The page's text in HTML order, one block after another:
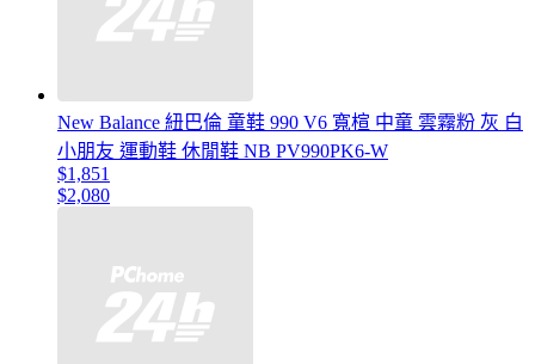
New Balance 紐巴倫 童鞋 990 V6 寬楦 中童 雲霧粉 灰 白
小朋友 運動鞋 休閒鞋 NB PV990PK6-W
$1,851
$2,080